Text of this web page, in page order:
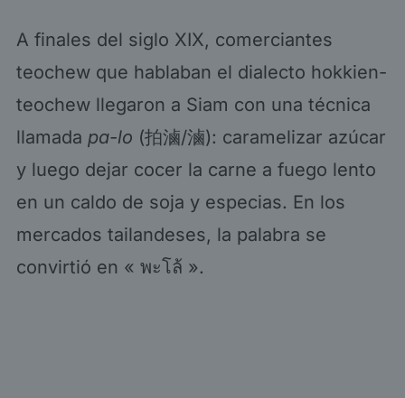
A finales del siglo XIX, comerciantes
teochew que hablaban el dialecto hokkien-
teochew llegaron a Siam con una técnica
llamada pa-lo (拍滷/滷): caramelizar azúcar
y luego dejar cocer la carne a fuego lento
en un caldo de soja y especias. En los
mercados tailandeses, la palabra se
convirtió en « พะโล้ ».